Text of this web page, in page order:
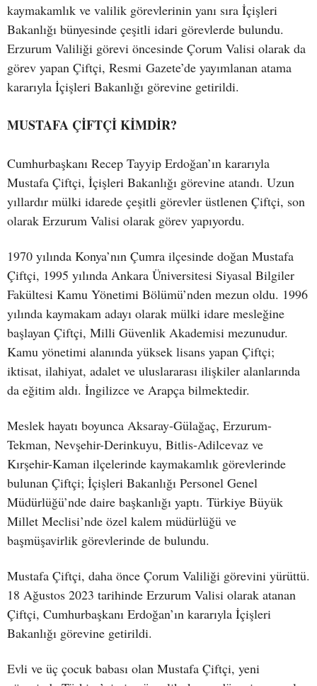
kaymakamlık ve valilik görevlerinin yanı sıra İçişleri
Bakanlığı bünyesinde çeşitli idari görevlerde bulundu.
Erzurum Valiliği görevi öncesinde Çorum Valisi olarak da
görev yapan Çiftçi, Resmi Gazete’de yayımlanan atama
kararıyla İçişleri Bakanlığı görevine getirildi.
MUSTAFA ÇİFTÇİ KİMDİR?
Cumhurbaşkanı Recep Tayyip Erdoğan’ın kararıyla
Mustafa Çiftçi, İçişleri Bakanlığı görevine atandı. Uzun
yıllardır mülki idarede çeşitli görevler üstlenen Çiftçi, son
olarak Erzurum Valisi olarak görev yapıyordu.
1970 yılında Konya’nın Çumra ilçesinde doğan Mustafa
Çiftçi, 1995 yılında Ankara Üniversitesi Siyasal Bilgiler
Fakültesi Kamu Yönetimi Bölümü’nden mezun oldu. 1996
yılında kaymakam adayı olarak mülki idare mesleğine
başlayan Çiftçi, Milli Güvenlik Akademisi mezunudur.
Kamu yönetimi alanında yüksek lisans yapan Çiftçi;
iktisat, ilahiyat, adalet ve uluslararası ilişkiler alanlarında
da eğitim aldı. İngilizce ve Arapça bilmektedir.
Meslek hayatı boyunca Aksaray-Gülağaç, Erzurum-
Tekman, Nevşehir-Derinkuyu, Bitlis-Adilcevaz ve
Kırşehir-Kaman ilçelerinde kaymakamlık görevlerinde
bulunan Çiftçi; İçişleri Bakanlığı Personel Genel
Müdürlüğü’nde daire başkanlığı yaptı. Türkiye Büyük
Millet Meclisi’nde özel kalem müdürlüğü ve
başmüşavirlik görevlerinde de bulundu.
Mustafa Çiftçi, daha önce Çorum Valiliği görevini yürüttü.
18 Ağustos 2023 tarihinde Erzurum Valisi olarak atanan
Çiftçi, Cumhurbaşkanı Erdoğan’ın kararıyla İçişleri
Bakanlığı görevine getirildi.
Evli ve üç çocuk babası olan Mustafa Çiftçi, yeni